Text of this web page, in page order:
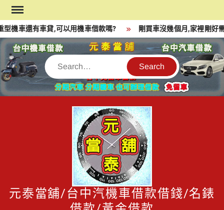
Skip
to
content
機車還有車貸,可以用機車借款嗎? 剛買車沒幾個月,家裡剛好
Search
元泰當舖/台中汽機車借款借錢/名錶